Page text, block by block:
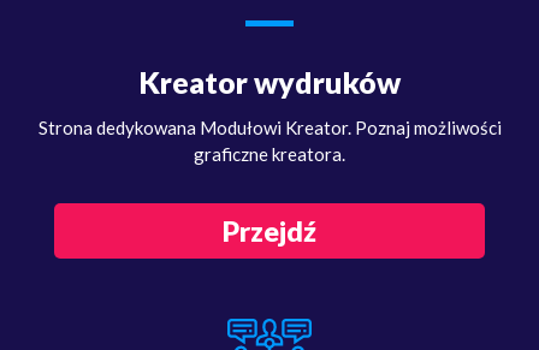
Kreator wydruków
Strona dedykowana Modułowi Kreator. Poznaj możliwości
graficzne kreatora.
Przejdź